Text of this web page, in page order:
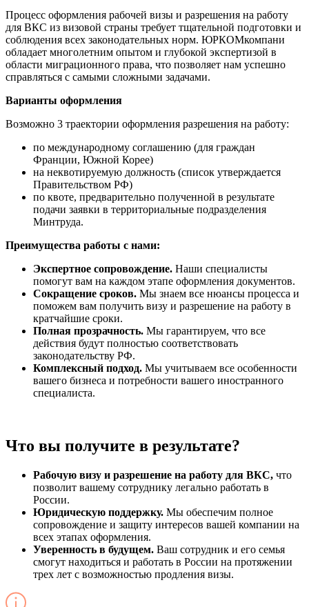
Процесс оформления рабочей визы и разрешения на работу
для ВКС из визовой страны требует тщательной подготовки и
соблюдения всех законодательных норм. ЮРКОМкомпани
обладает многолетним опытом и глубокой экспертизой в
области миграционного права, что позволяет нам успешно
справляться с самыми сложными задачами.
Варианты оформления
Возможно 3 траектории оформления разрешения на работу:
по международному соглашению (для граждан
Франции, Южной Корее)
на неквотируемую должность (список утверждается
Правительством РФ)
по квоте, предварительно полученной в результате
подачи заявки в территориальные подразделения
Минтруда.
Преимущества работы с нами:
Экспертное сопровождение. Наши специалисты
помогут вам на каждом этапе оформления документов.
Сокращение сроков. Мы знаем все нюансы процесса и
поможем вам получить визу и разрешение на работу в
кратчайшие сроки.
Полная прозрачность. Мы гарантируем, что все
действия будут полностью соответствовать
законодательству РФ.
Комплексный подход. Мы учитываем все особенности
вашего бизнеса и потребности вашего иностранного
специалиста.
Что вы получите в результате?
Рабочую визу и разрешение на работу для ВКС, что
позволит вашему сотруднику легально работать в
России.
Юридическую поддержку. Мы обеспечим полное
сопровождение и защиту интересов вашей компании на
всех этапах оформления.
Уверенность в будущем. Ваш сотрудник и его семья
смогут находиться и работать в России на протяжении
трех лет с возможностью продления визы.